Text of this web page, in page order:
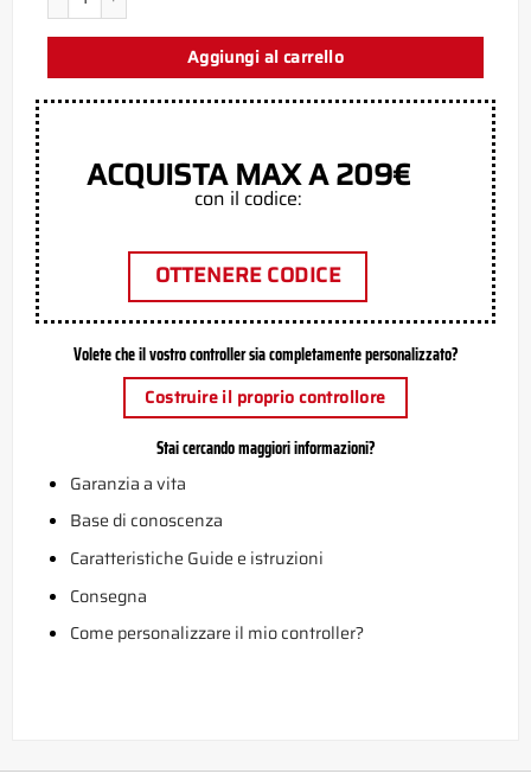
Aggiungi al carrello
ACQUISTA MAX A 209€
con il codice:
OTTENERE CODICE
Volete che il vostro controller sia completamente personalizzato?
Costruire il proprio controllore
Stai cercando maggiori informazioni?
Garanzia a vita
Base di conoscenza
Caratteristiche Guide e istruzioni
Consegna
Come personalizzare il mio controller?